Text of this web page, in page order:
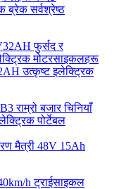
ब्रेक सर्वश्रेष्ठ
उत्कृष्ट इलेक्ट्रिक
मैत्री 48V 15Ah